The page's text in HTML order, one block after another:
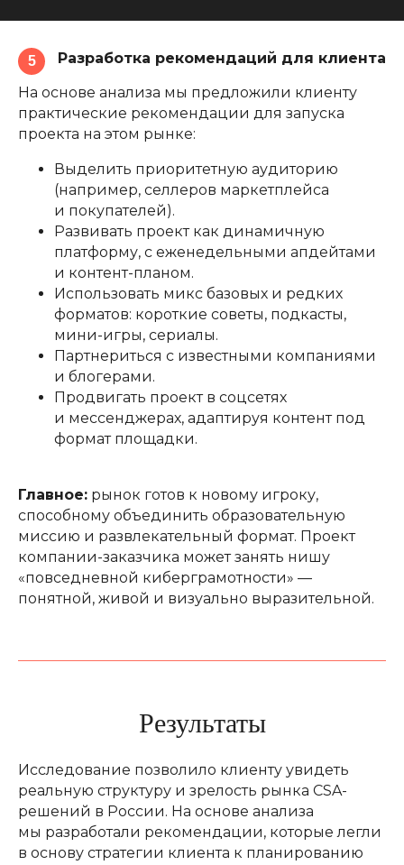
5
Разработка рекомендаций для клиента
На основе анализа мы предложили клиенту
практические рекомендации для запуска
проекта на этом рынке:
Выделить приоритетную аудиторию
(например, селлеров маркетплейса
и покупателей).
Развивать проект как динамичную
платформу, с еженедельными апдейтами
и контент-планом.
Использовать микс базовых и редких
форматов: короткие советы, подкасты,
мини-игры, сериалы.
Партнериться с известными компаниями
и блогерами.
Продвигать проект в соцсетях
и мессенджерах, адаптируя контент под
формат площадки.
Главное: рынок готов к новому игроку,
способному объединить образовательную
миссию и развлекательный формат. Проект
компании-заказчика может занять нишу
«повседневной киберграмотности» —
понятной, живой и визуально выразительной.
Результаты
Исследование позволило клиенту увидеть
реальную структуру и зрелость рынка CSA-
решений в России. На основе анализа
мы разработали рекомендации, которые легли
в основу стратегии клиента к планированию